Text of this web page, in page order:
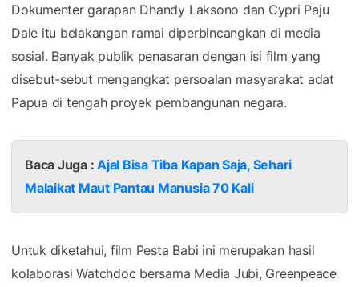
Dokumenter garapan Dhandy Laksono dan Cypri Paju
Dale itu belakangan ramai diperbincangkan di media
sosial. Banyak publik penasaran dengan isi film yang
disebut-sebut mengangkat persoalan masyarakat adat
Papua di tengah proyek pembangunan negara.
Baca Juga :Ajal Bisa Tiba Kapan Saja, Sehari
Malaikat Maut Pantau Manusia 70 Kali
Untuk diketahui, film Pesta Babi ini merupakan hasil
kolaborasi Watchdoc bersama Media Jubi, Greenpeace